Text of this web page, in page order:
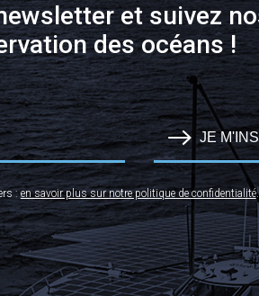
et suivez
des océans !
JE
:en savoir plus sur notre politique de confidentialité.